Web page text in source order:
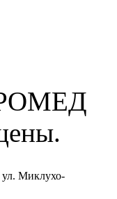
ул. Миклухо-